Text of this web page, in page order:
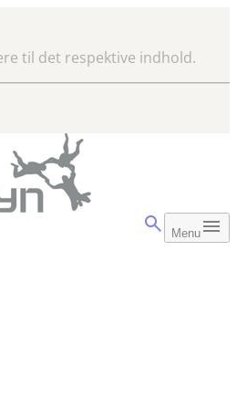
til det respektive indhold.
Menu